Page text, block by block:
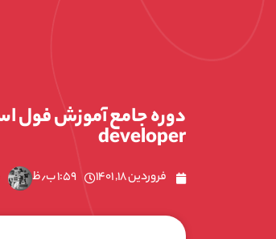
developer
فروردین ۱۸, ۱۴۰۱ ۱:۵۹ ب٫ظ